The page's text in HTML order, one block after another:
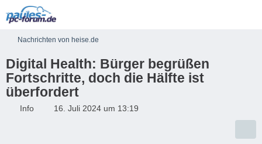
Nachrichten von heise.de
Digital Health: Bürger begrüßen
Fortschritte, doch die Hälfte ist
überfordert
Info 16. Juli 2024 um 13:19